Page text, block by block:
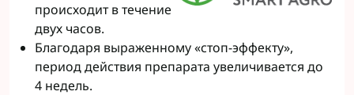
происходит в течение
двух часов.
Благодаря выраженному «стоп-эффекту»,
период действия препарата увеличивается до
4 недель.